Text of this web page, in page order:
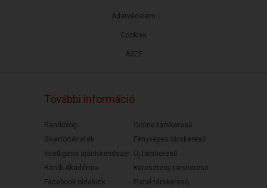
ÁSZF
Adatvédelem
Cookiek
További információ
Randiblog
Sikertörténetek
Intelligens ajánlórendszer
Randi Akadémia
Facebook oldalunk
Online társkereső
Fényképes társkereső
Új társkereső
Keresztény társkereső
Fiatal társkereső